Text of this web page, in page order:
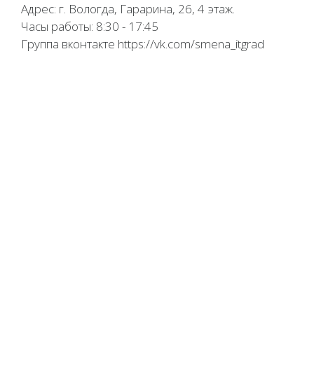
Адрес: г. Вологда, Гарарина, 26, 4 этаж.
Часы работы: 8:30 - 17:45
Группа вконтакте https://vk.com/smena_itgrad